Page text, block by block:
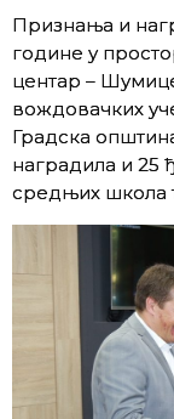
Признања и
године у
центар –
вождовачких
Градска
наградила и 25
средњих школа